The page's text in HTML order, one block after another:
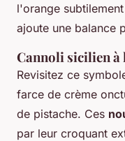
l'orange
ajoute une balance
Cannoli sicilien à
Revisitez ce
farce de crème
de pistache. Ces
par leur croquant